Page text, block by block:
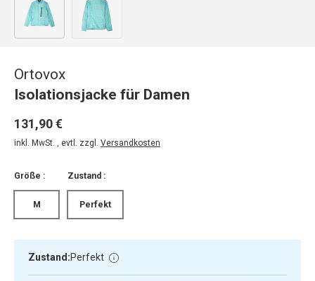
Bild 1 in Galerieansicht laden
Ortovox
Isolationsjacke für Damen
131,90 €
inkl. MwSt. , evtl. zzgl. Versandkosten
Größe :
M
Zustand :
Perfekt
Zustand:Perfekt